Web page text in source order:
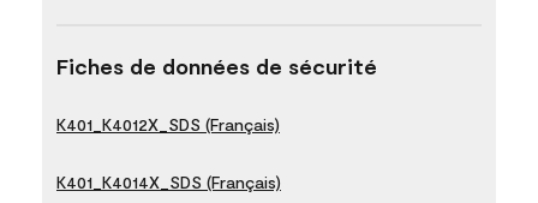
Fiches de données de sécurité
K401_K4012X_SDS (Français)
K401_K4014X_SDS (Français)